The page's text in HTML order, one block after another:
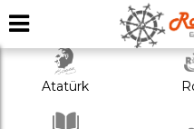
Atatürk